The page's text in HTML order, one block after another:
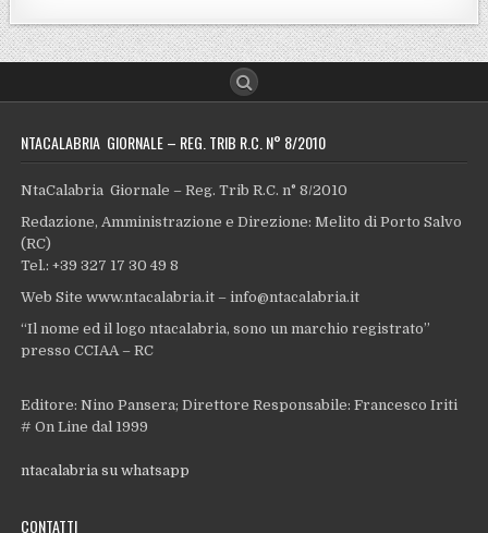
NTACALABRIA GIORNALE – REG. TRIB R.C. N° 8/2010
NtaCalabria Giornale – Reg. Trib R.C. n° 8/2010
Redazione, Amministrazione e Direzione: Melito di Porto Salvo
(RC)
Tel.: +39 327 17 30 49 8
Web Site www.ntacalabria.it – info@ntacalabria.it
“Il nome ed il logo ntacalabria, sono un marchio registrato”
presso CCIAA – RC
Editore: Nino Pansera; Direttore Responsabile: Francesco Iriti
# On Line dal 1999
ntacalabria su whatsapp
CONTATTI